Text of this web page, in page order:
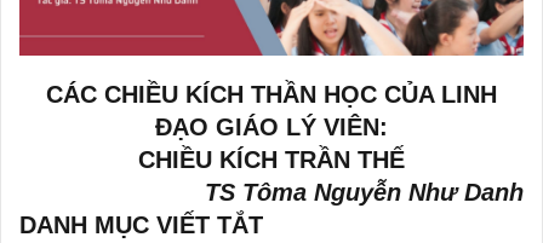
CÁC CHIỀU KÍCH THẦN HỌC CỦA LINH
ĐẠO GIÁO LÝ VIÊN:
CHIỀU KÍCH TRẦN THẾ
TS Tôma Nguyễn Như Danh
DANH MỤC VIẾT TẮT